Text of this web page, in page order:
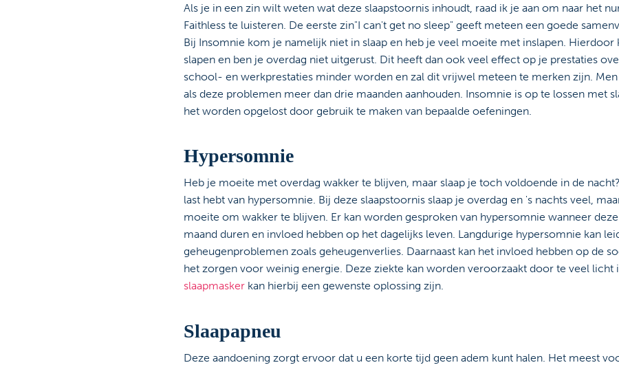
Als je in een zin wilt weten wat deze slaapstoornis inhoudt, raad ik je aan om naar het
Faithless te luisteren. De eerste zin"I can't get no sleep" geeft meteen een goede
Bij Insomnie kom je namelijk niet in slaap en heb je veel moeite met inslapen. Hierdoor
slapen en ben je overdag niet uitgerust. Dit heeft dan ook veel effect op je prestaties
school- en werkprestaties minder worden en zal dit vrijwel meteen te merken zijn.
als deze problemen meer dan drie maanden aanhouden. Insomnie is op te lossen met
het worden opgelost door gebruik te maken van bepaalde oefeningen.
Hypersomnie
Heb je moeite met overdag wakker te blijven, maar slaap je toch voldoende in de
last hebt van hypersomnie. Bij deze slaapstoornis slaap je overdag en 's nachts veel,
moeite om wakker te blijven. Er kan worden gesproken van hypersomnie wanneer
maand duren en invloed hebben op het dagelijks leven. Langdurige hypersomnie kan
geheugenproblemen zoals geheugenverlies. Daarnaast kan het invloed hebben op de
het zorgen voor weinig energie. Deze ziekte kan worden veroorzaakt door te veel licht
slaapmasker kan hierbij een gewenste oplossing zijn.
Slaapapneu
Deze aandoening zorgt ervoor dat u een korte tijd geen adem kunt halen. Het meest